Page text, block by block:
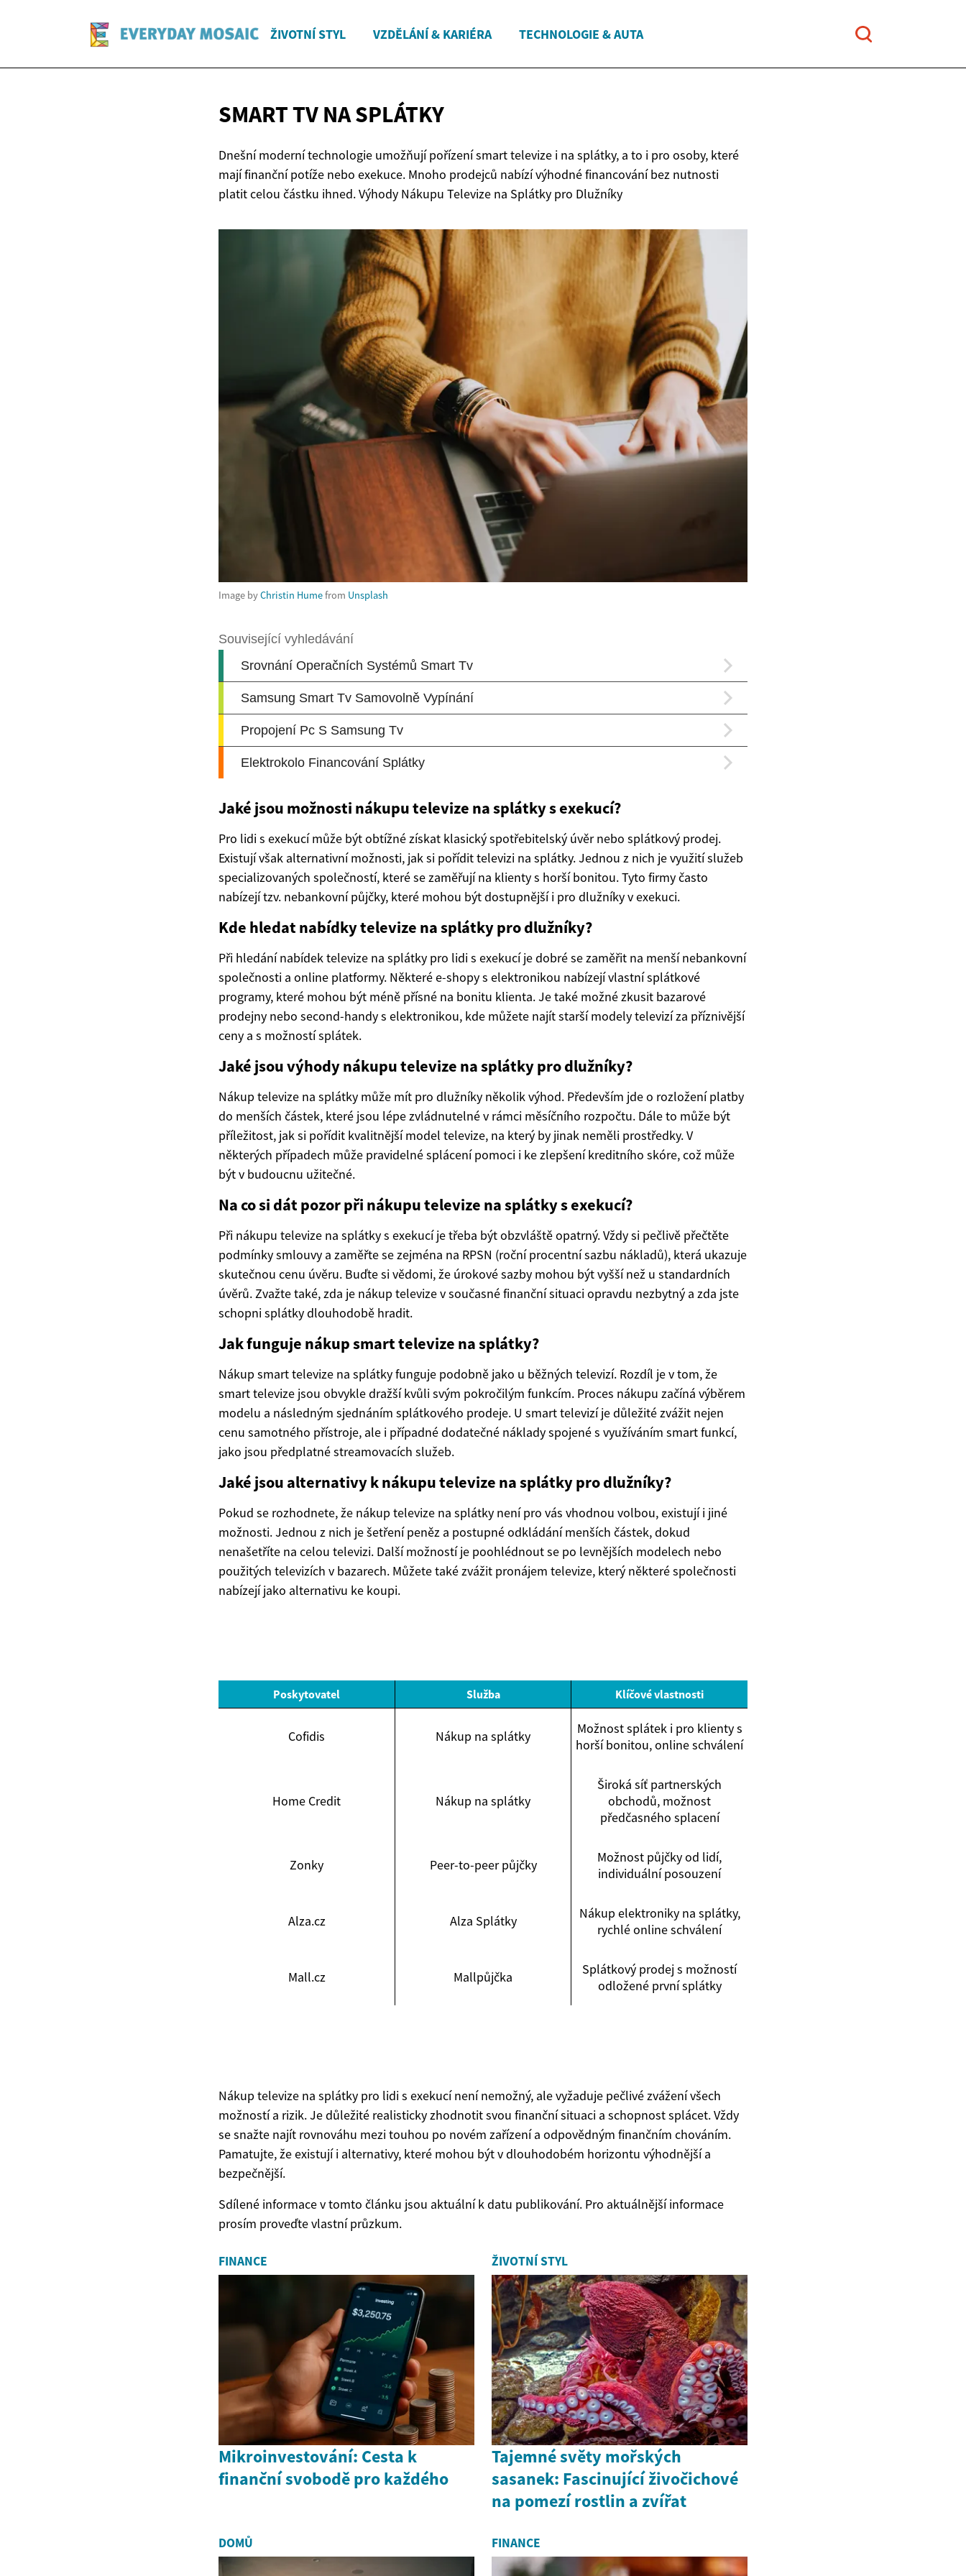
ŽIVOTNÍ STYL VZDĚLÁNÍ & KARIÉRA TECHNOLOGIE & AUTA
SMART TV NA SPLÁTKY
Dnešní moderní technologie umožňují pořízení smart televize i na splátky, a to i pro osoby, které
mají finanční potíže nebo exekuce. Mnoho prodejců nabízí výhodné financování bez nutnosti
platit celou částku ihned. Výhody Nákupu Televize na Splátky pro Dlužníky
Image byChristin Humefrom Unsplash
Jaké jsou možnosti nákupu televize na splátky s exekucí?
Pro lidi s exekucí může být obtížné získat klasický spotřebitelský úvěr nebo splátkový prodej.
Existují však alternativní možnosti, jak si pořídit televizi na splátky. Jednou z nich je využití služeb
specializovaných společností, které se zaměřují na klienty s horší bonitou. Tyto firmy často
nabízejí tzv. nebankovní půjčky, které mohou být dostupnější i pro dlužníky v exekuci.
Kde hledat nabídky televize na splátky pro dlužníky?
Při hledání nabídek televize na splátky pro lidi s exekucí je dobré se zaměřit na menší nebankovní
společnosti a online platformy. Některé e-shopy s elektronikou nabízejí vlastní splátkové
programy, které mohou být méně přísné na bonitu klienta. Je také možné zkusit bazarové
prodejny nebo second-handy s elektronikou, kde můžete najít starší modely televizí za příznivější
ceny a s možností splátek.
Jaké jsou výhody nákupu televize na splátky pro dlužníky?
Nákup televize na splátky může mít pro dlužníky několik výhod. Především jde o rozložení platby
do menších částek, které jsou lépe zvládnutelné v rámci měsíčního rozpočtu. Dále to může být
příležitost, jak si pořídit kvalitnější model televize, na který by jinak neměli prostředky. V
některých případech může pravidelné splácení pomoci i ke zlepšení kreditního skóre, což může
být v budoucnu užitečné.
Na co si dát pozor při nákupu televize na splátky s exekucí?
Při nákupu televize na splátky s exekucí je třeba být obzvláště opatrný. Vždy si pečlivě přečtěte
podmínky smlouvy a zaměřte se zejména na RPSN (roční procentní sazbu nákladů), která ukazuje
skutečnou cenu úvěru. Buďte si vědomi, že úrokové sazby mohou být vyšší než u standardních
úvěrů. Zvažte také, zda je nákup televize v současné finanční situaci opravdu nezbytný a zda jste
schopni splátky dlouhodobě hradit.
Jak funguje nákup smart televize na splátky?
Nákup smart televize na splátky funguje podobně jako u běžných televizí. Rozdíl je v tom, že
smart televize jsou obvykle dražší kvůli svým pokročilým funkcím. Proces nákupu začíná výběrem
modelu a následným sjednáním splátkového prodeje. U smart televizí je důležité zvážit nejen
cenu samotného přístroje, ale i případné dodatečné náklady spojené s využíváním smart funkcí,
jako jsou předplatné streamovacích služeb.
Jaké jsou alternativy k nákupu televize na splátky pro dlužníky?
Pokud se rozhodnete, že nákup televize na splátky není pro vás vhodnou volbou, existují i jiné
možnosti. Jednou z nich je šetření peněz a postupné odkládání menších částek, dokud
nenašetříte na celou televizi. Další možností je poohlédnout se po levnějších modelech nebo
použitých televizích v bazarech. Můžete také zvážit pronájem televize, který některé společnosti
nabízejí jako alternativu ke koupi.
Poskytovatel Služba Klíčové vlastnosti
Cofidis Nákup na splátky
Možnost splátek i pro klienty s
horší bonitou, online schválení
Home Credit Nákup na splátky
Široká síť partnerských
obchodů, možnost
předčasného splacení
Zonky Peer-to-peer půjčky
Možnost půjčky od lidí,
individuální posouzení
Alza.cz Alza Splátky
Nákup elektroniky na splátky,
rychlé online schválení
Mall.cz Mallpůjčka
Splátkový prodej s možností
odložené první splátky
Nákup televize na splátky pro lidi s exekucí není nemožný, ale vyžaduje pečlivé zvážení všech
možností a rizik. Je důležité realisticky zhodnotit svou finanční situaci a schopnost splácet. Vždy
se snažte najít rovnováhu mezi touhou po novém zařízení a odpovědným finančním chováním.
Pamatujte, že existují i alternativy, které mohou být v dlouhodobém horizontu výhodnější a
bezpečnější.
Sdílené informace v tomto článku jsou aktuální k datu publikování. Pro aktuálnější informace
prosím proveďte vlastní průzkum.
FINANCE
Mikroinvestování: Cesta k
finanční svobodě pro každého
ŽIVOTNÍ STYL
Tajemné světy mořských
sasanek: Fascinující živočichové
na pomezí rostlin a zvířat
DOMŮ FINANCE